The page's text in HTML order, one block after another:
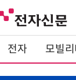
전자 모빌리